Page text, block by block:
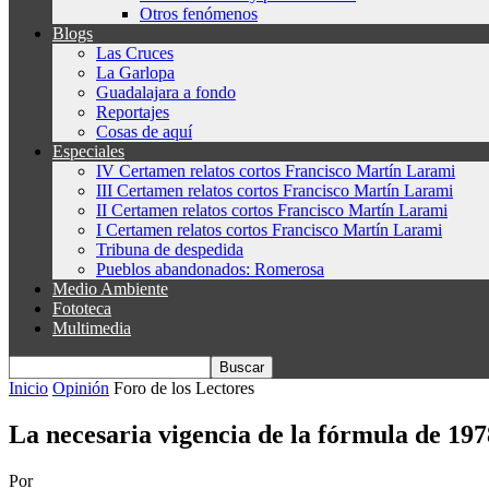
Otros fenómenos
Blogs
Las Cruces
La Garlopa
Guadalajara a fondo
Reportajes
Cosas de aquí
Especiales
IV Certamen relatos cortos Francisco Martín Larami
III Certamen relatos cortos Francisco Martín Larami
II Certamen relatos cortos Francisco Martín Larami
I Certamen relatos cortos Francisco Martín Larami
Tribuna de despedida
Pueblos abandonados: Romerosa
Medio Ambiente
Fototeca
Multimedia
Inicio Opinión Foro de los Lectores
La necesaria vigencia de la fórmula de
Por